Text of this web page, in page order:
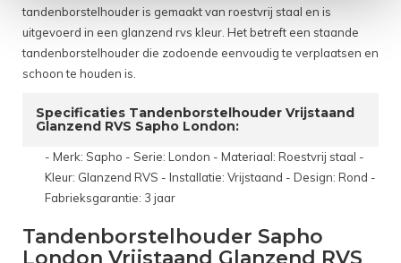
tandenborstelhouder is gemaakt van roestvrij staal en is
uitgevoerd in een glanzend rvs kleur. Het betreft een staande
tandenborstelhouder die zodoende eenvoudig te verplaatsen en
schoon te houden is.
Specificaties Tandenborstelhouder Vrijstaand
Glanzend RVS Sapho London:
- Merk: Sapho - Serie: London - Materiaal: Roestvrij staal -
Kleur: Glanzend RVS - Installatie: Vrijstaand - Design: Rond -
Fabrieksgarantie: 3 jaar
Tandenborstelhouder Sapho